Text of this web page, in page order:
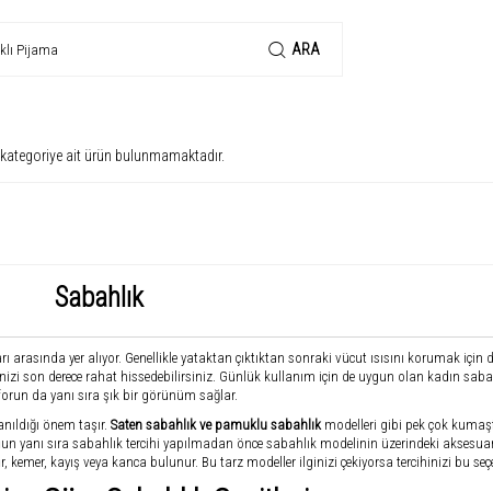
ARA
ait ürün bulunmamaktadır.
Sabahlık
yer alıyor. Genellikle yataktan çıktıktan sonraki vücut ısısını korumak için
son derece rahat hissedebilirsiniz. Günlük kullanım için de uygun olan kadın
da yanı sıra şık bir görünüm sağlar.
önem taşır. Saten sabahlık ve pamuklu sabahlıkmodelleri gibi pek çok
yanı sıra sabahlık tercihi yapılmadan önce sabahlık modelinin üzerindeki
kayış veya kanca bulunur. Bu tarz modeller ilginizi çekiyorsa tercihinizi bu